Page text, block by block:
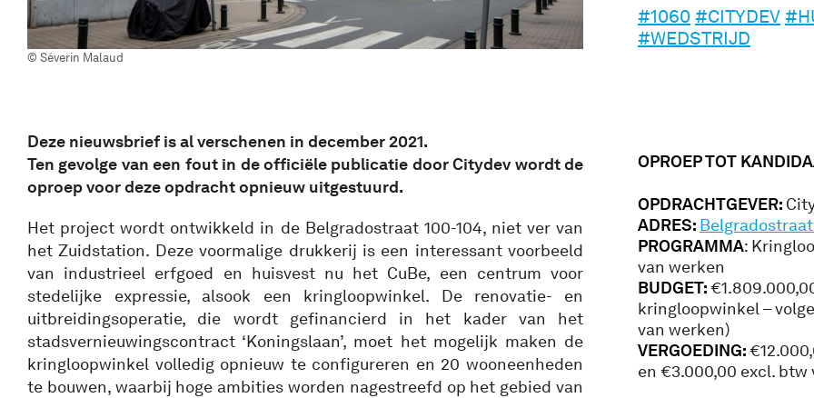
© Séverin Malaud
#1060 #CITYDEV
#WEDSTRIJD
Deze nieuwsbrief is al verschenen in december 2021.
Ten gevolge van een fout in de officiële publicatie door Citydev wordt de
oproep voor deze opdracht opnieuw uitgestuurd.
Het project wordt ontwikkeld in de Belgradostraat 100-104, niet ver van
het Zuidstation. Deze voormalige drukkerij is een interessant voorbeeld
van industrieel erfgoed en huisvest nu het CuBe, een centrum voor
stedelijke expressie, alsook een kringloopwinkel. De renovatie- en
uitbreidingsoperatie, die wordt gefinancierd in het kader van het
stadsvernieuwingscontract ‘Koningslaan’, moet het mogelijk maken de
kringloopwinkel volledig opnieuw te configureren en 20 wooneenheden
te bouwen, waarbij hoge ambities worden nagestreefd op het gebied van
OPROEP TOT
OPDRACHTGEVER:
ADRES:
PROGRAMMA:
van werken
BUDGET:
kringloopwinkel –
van werken)
VERGOEDING:
en €3.000,00 excl.